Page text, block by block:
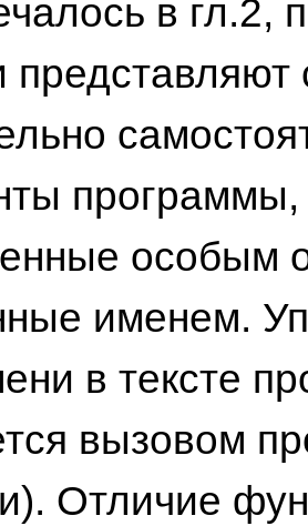
в гл.2,
представляют
программы,
особым
именем.
в тексте
вызовом
Отличие